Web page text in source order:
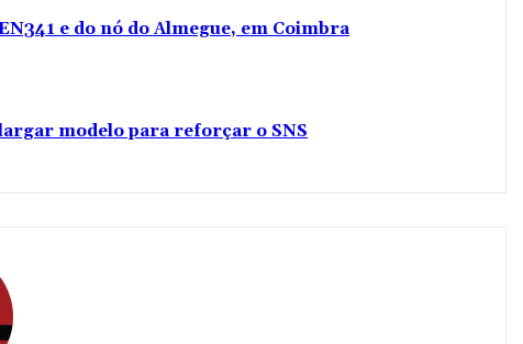
e do nó do Almegue, em Coimbra
modelo para reforçar o SNS